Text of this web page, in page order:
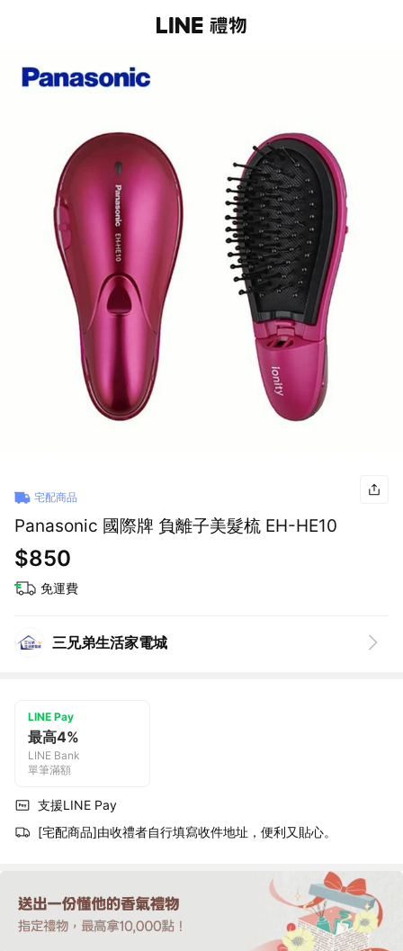
宅配商品
Panasonic 國際牌 負離子美髮梳 EH-HE10
$850
免運費
三兄弟生活家電城
LINE Pay
最高4%
LINE Bank
單筆滿額
支援LINE Pay
[宅配商品]由收禮者自行填寫收件地址，便利又貼心。